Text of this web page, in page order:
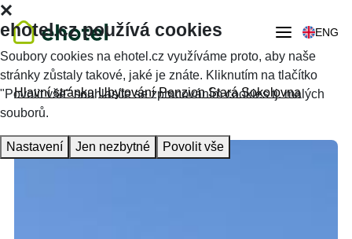
ENG
Hlavní stránka Ubytování Penzion Stará Sokolovna
ehotel.cz používá cookies
Soubory cookies na ehotel.cz využíváme proto, aby naše
stránky zůstaly takové, jaké je znáte. Kliknutím na tlačítko
"Povolit vše" souhlasíte se zpracováním cookies tj. malých
souborů.
Nastavení Jen nezbytné Povolit vše